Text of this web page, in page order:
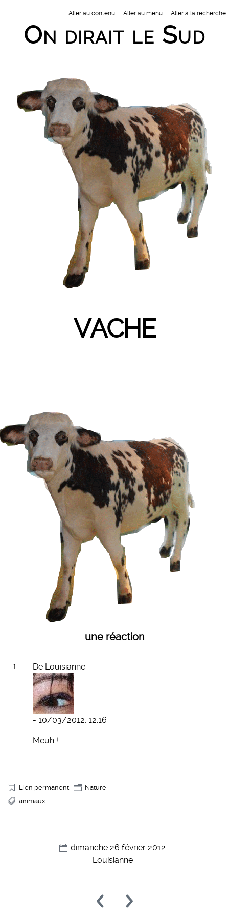
Aller au contenu Aller au menu Aller à la recherche
On dirait le Sud
VACHE
une réaction
1 De Louisianne
- 10/03/2012, 12:16
Meuh !
Lien permanent
Nature
animaux
dimanche 26 février 2012
Louisianne
-